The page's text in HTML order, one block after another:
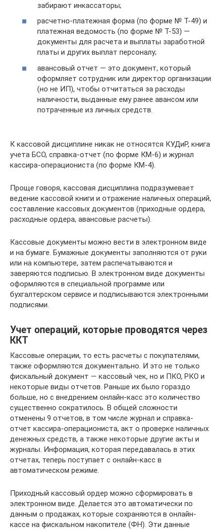
забирают инкассаторы;
расчетно-платежная форма (по форме № Т-49) и
платежная ведомость (по форме № Т-53) —
документы для расчета и выплаты заработной
платы и других выплат персоналу;
авансовый отчет — это документ, который
оформляет сотрудник или директор организации
(но не ИП), чтобы отчитаться за расходы
наличности, выданные ему ранее авансом или
потраченные из личных средств.
К кассовой дисциплине никак не относятся КУДиР, книга
учета БСО, справка-отчет (по форме КМ-6) и журнал
кассира-операциониста (по форме КМ-4).
Проще говоря, кассовая дисциплина подразумевает
ведение кассовой книги и отражение наличных операций,
составление кассовых документов (приходные ордера,
расходные ордера, авансовые расчеты).
Кассовые документы можно вести в электронном виде
и на бумаге. Бумажные документы заполняются от руки
или на компьютере, затем распечатываются и
заверяются подписью. В электронном виде документы
оформляются в специальной программе или
бухгалтерском сервисе и подписываются электронными
подписями.
Учет операций, которые проводятся через
ККТ
Кассовые операции, то есть расчеты с покупателями,
также оформляются документально. И это не только
фискальный документ — кассовый чек, но и ПКО, РКО и
некоторые виды отчетов. Раньше их было гораздо
больше, но с внедрением онлайн-касс это количество
существенно сократилось. В общей сложности
отменены 9 отчетов, в том числе журнал и справка-
отчет кассира-операциониста, акт о проверке наличных
денежных средств, а также некоторые другие акты и
журналы. Информация, которая передавалась в этих
отчетах, теперь поступает с онлайн-касс в
автоматическом режиме.
Приходный кассовый ордер можно сформировать в
электронном виде. Делается это автоматически по
данным о продажах, которые сохраняются в онлайн-
кассе на фискальном накопителе (ФН). Эти данные